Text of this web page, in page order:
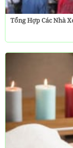
Tổng Hợp Các Nhà